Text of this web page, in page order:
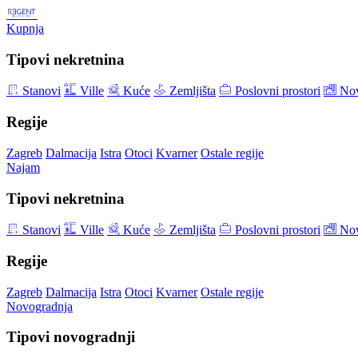
Kupnja
Tipovi nekretnina
Stanovi Ville Kuće Zemljišta Poslovni prostori
Regije
Zagreb Dalmacija Istra Otoci Kvarner Ostale regije
Najam
Tipovi nekretnina
Stanovi Ville Kuće Zemljišta Poslovni prostori
Regije
Zagreb Dalmacija Istra Otoci Kvarner Ostale regije
Novogradnja
Tipovi novogradnji